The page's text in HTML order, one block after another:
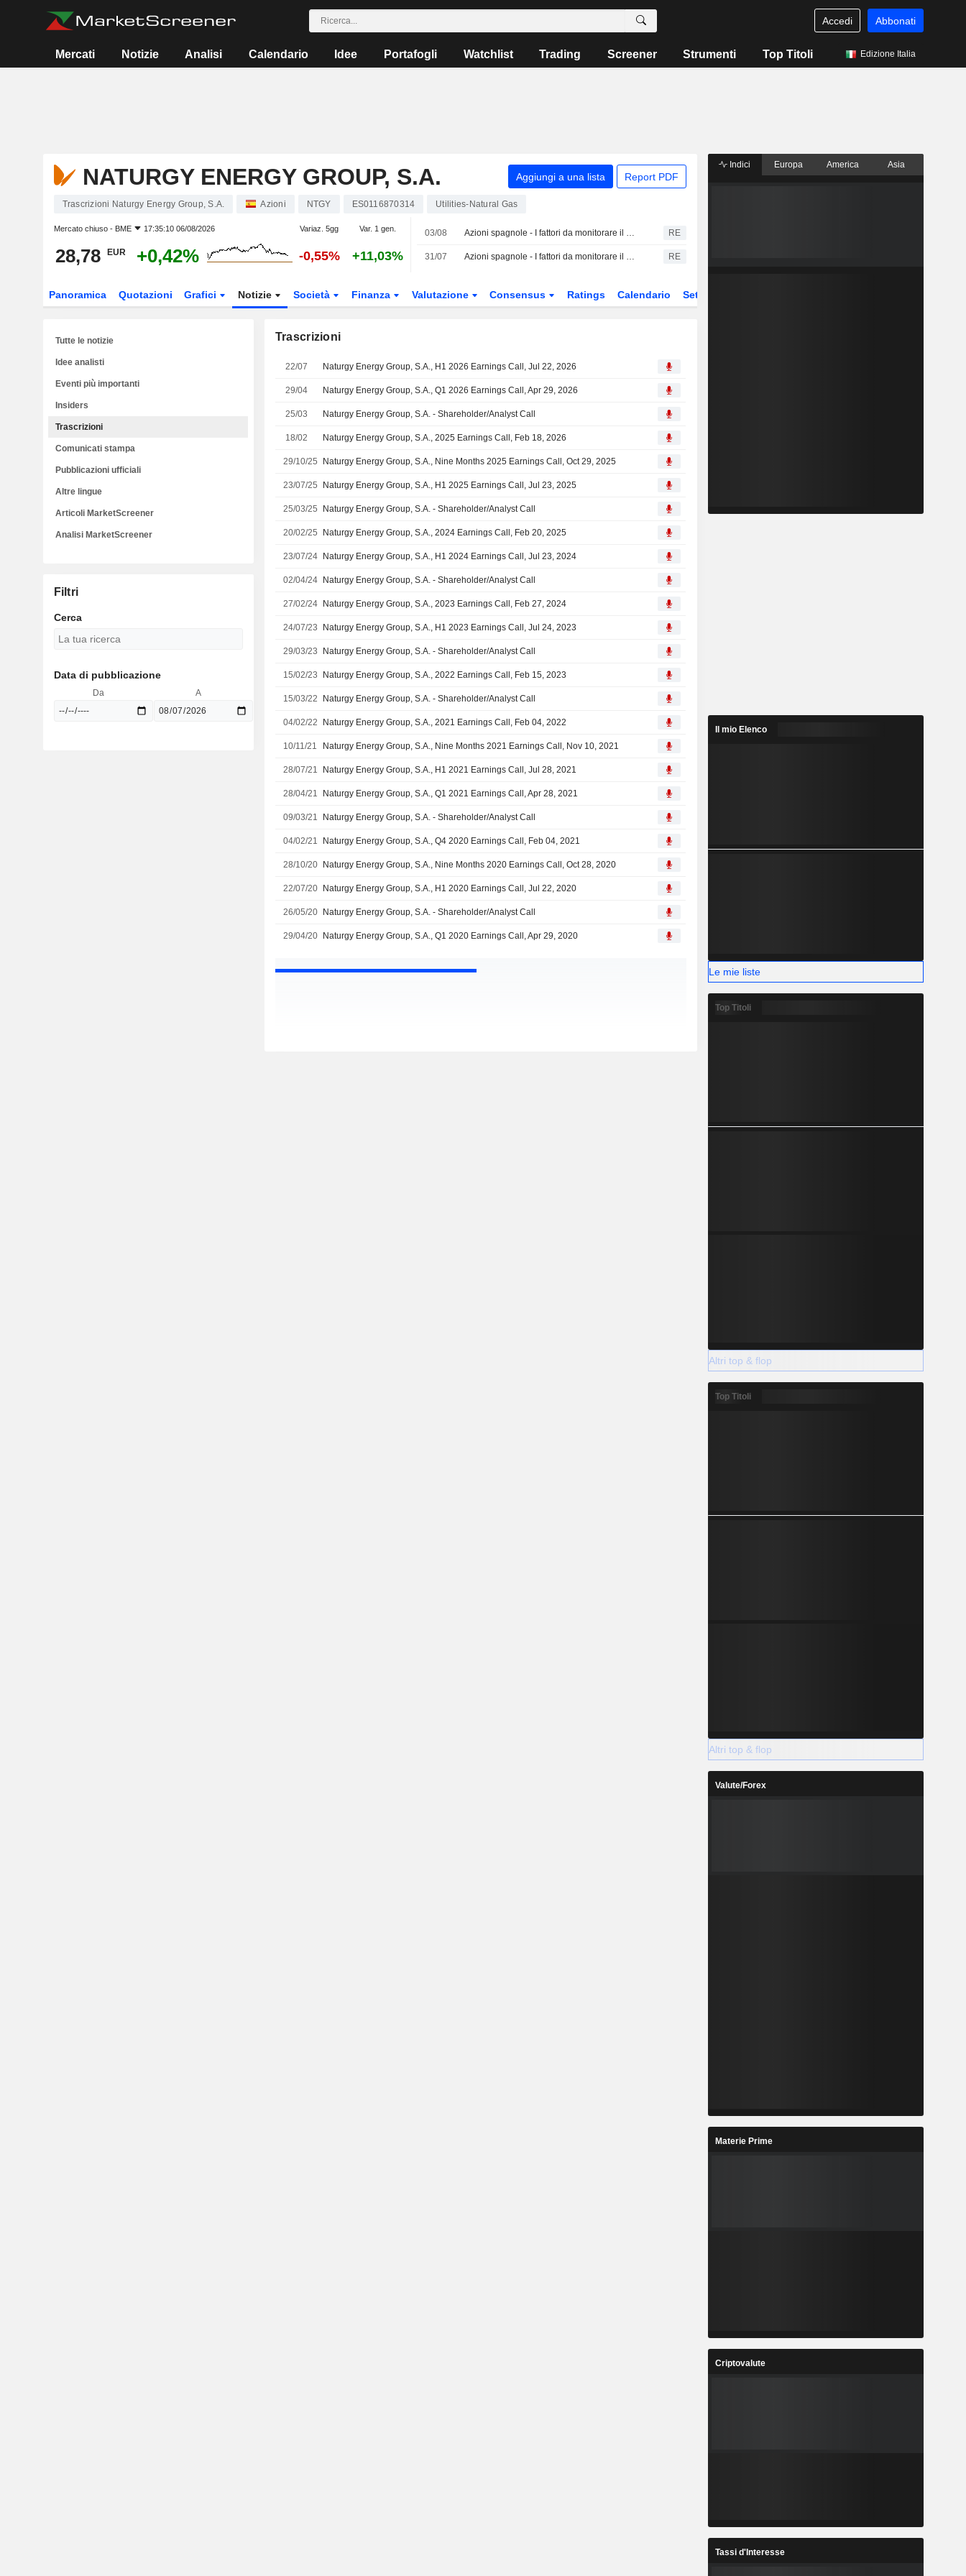
Accedi Abbonati
Mercati Notizie Analisi Calendario Idee Portafogli Watchlist Trading Screener Strumenti Top Titoli Edizione Italia
NATURGY ENERGY GROUP, S.A. Aggiungi a una lista Report PDF
Trascrizioni Naturgy Energy Group, S.A. Azioni NTGY ES0116870314 Utilities-Natural Gas
Mercato chiuso - BME 17:35:10 06/08/2026 Variaz. 5gg Var. 1 gen.
28,78 EUR +0,42% -0,55% +11,03%
03/08 Azioni spagnole - I fattori da monitorare il 3 agosto RE
31/07 Azioni spagnole - I fattori da monitorare il 31 luglio RE
Panoramica Quotazioni Grafici Notizie Società Finanza Valutazione Consensus Ratings Calendario Settore
Trascrizioni
22/07 Naturgy Energy Group, S.A., H1 2026 Earnings Call, Jul 22, 2026
29/04 Naturgy Energy Group, S.A., Q1 2026 Earnings Call, Apr 29, 2026
25/03 Naturgy Energy Group, S.A. - Shareholder/Analyst Call
18/02 Naturgy Energy Group, S.A., 2025 Earnings Call, Feb 18, 2026
29/10/25 Naturgy Energy Group, S.A., Nine Months 2025 Earnings Call, Oct 29, 2025
23/07/25 Naturgy Energy Group, S.A., H1 2025 Earnings Call, Jul 23, 2025
25/03/25 Naturgy Energy Group, S.A. - Shareholder/Analyst Call
20/02/25 Naturgy Energy Group, S.A., 2024 Earnings Call, Feb 20, 2025
23/07/24 Naturgy Energy Group, S.A., H1 2024 Earnings Call, Jul 23, 2024
02/04/24 Naturgy Energy Group, S.A. - Shareholder/Analyst Call
27/02/24 Naturgy Energy Group, S.A., 2023 Earnings Call, Feb 27, 2024
24/07/23 Naturgy Energy Group, S.A., H1 2023 Earnings Call, Jul 24, 2023
29/03/23 Naturgy Energy Group, S.A. - Shareholder/Analyst Call
15/02/23 Naturgy Energy Group, S.A., 2022 Earnings Call, Feb 15, 2023
15/03/22 Naturgy Energy Group, S.A. - Shareholder/Analyst Call
04/02/22 Naturgy Energy Group, S.A., 2021 Earnings Call, Feb 04, 2022
10/11/21 Naturgy Energy Group, S.A., Nine Months 2021 Earnings Call, Nov 10, 2021
28/07/21 Naturgy Energy Group, S.A., H1 2021 Earnings Call, Jul 28, 2021
28/04/21 Naturgy Energy Group, S.A., Q1 2021 Earnings Call, Apr 28, 2021
09/03/21 Naturgy Energy Group, S.A. - Shareholder/Analyst Call
04/02/21 Naturgy Energy Group, S.A., Q4 2020 Earnings Call, Feb 04, 2021
28/10/20 Naturgy Energy Group, S.A., Nine Months 2020 Earnings Call, Oct 28, 2020
22/07/20 Naturgy Energy Group, S.A., H1 2020 Earnings Call, Jul 22, 2020
26/05/20 Naturgy Energy Group, S.A. - Shareholder/Analyst Call
29/04/20 Naturgy Energy Group, S.A., Q1 2020 Earnings Call, Apr 29, 2020
Tutte le notizie
Idee analisti
Eventi più importanti
Insiders
Trascrizioni
Comunicati stampa
Pubblicazioni ufficiali
Altre lingue
Articoli MarketScreener
Analisi MarketScreener
Filtri
Cerca
Data di pubblicazione
Da A
Indici Europa America Asia
Il mio Elenco
Le mie liste
Top Titoli
Altri top & flop
Top Titoli
Altri top & flop
Valute/Forex
Materie Prime
Criptovalute
Tassi d'Interesse